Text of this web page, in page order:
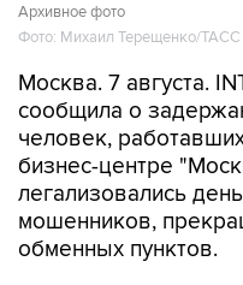
Архивное фото
Фото: Михаил Терещенко/ТАСС
Москва. 7 августа.
сообщила о
человек,
бизнес-центре
легализовались
мошенников,
обменных пунктов.